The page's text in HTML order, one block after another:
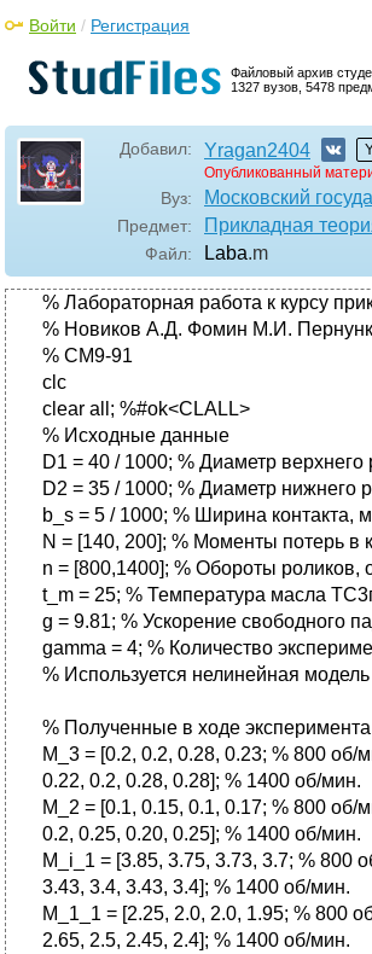
Файловый архив
1327 вузов, 5478
Войти / Регистрация
Добавил: Yragan2404
Опубликованный
Вуз: Московский
Предмет: Прикладная
Файл: Laba.m
% Лабораторная работа к курсу
% Новиков А.Д. Фомин М.И.
% СМ9-91
clc
clear all; %#ok<CLALL>
% Исходные данные
D1 = 40 / 1000; % Диаметр верхнего
D2 = 35 / 1000; % Диаметр нижнего
b_s = 5 / 1000; % Ширина контакта,
N = [140, 200]; % Моменты потерь в
n = [800,1400]; % Обороты роликов,
t_m = 25; % Температура масла
g = 9.81; % Ускорение свободного
gamma = 4; % Количество
% Используется нелинейная модель
% Полученные в ходе
M_3 = [0.2, 0.2, 0.28, 0.23; % 800 об/
0.22, 0.2, 0.28, 0.28]; % 1400 об/мин.
M_2 = [0.1, 0.15, 0.1, 0.17; % 800 об/
0.2, 0.25, 0.20, 0.25]; % 1400 об/мин.
M_i_1 = [3.85, 3.75, 3.73, 3.7; % 800
3.43, 3.4, 3.43, 3.4]; % 1400 об/мин.
M_1_1 = [2.25, 2.0, 2.0, 1.95; % 800
2.65, 2.5, 2.45, 2.4]; % 1400 об/мин.